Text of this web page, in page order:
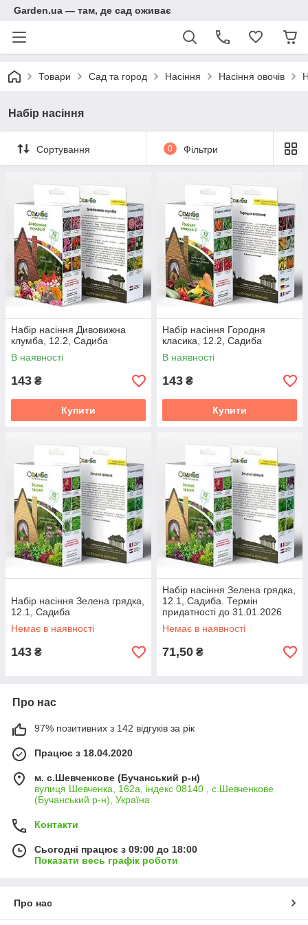
Garden.ua — там, де сад оживає
Товари Сад та город Насіння Насіння овочів
Набір насіння
Сортування 0 Фільтри
Набір насіння Дивовижна
клумба, 12.2, Садиба
В наявності
143 ₴
Купити
Набір насіння Городня
класика, 12.2, Садиба
В наявності
143 ₴
Купити
Набір насіння Зелена грядка,
12.1, Садиба
Немає в наявності
143 ₴
Набір насіння Зелена грядка,
12.1, Садиба. Термін
придатності до 31.01.2026
Немає в наявності
71,50 ₴
Про нас
97% позитивних з 142 відгуків за рік
Працює з 18.04.2020
м. с.Шевченкове (Бучанський р-н)
вулиця Шевченка, 162а, індекс 08140 , с.Шевченкове
(Бучанський р-н), Україна
Контакти
Сьогодні працює з 09:00 до 18:00
Показати весь графік роботи
Про нас